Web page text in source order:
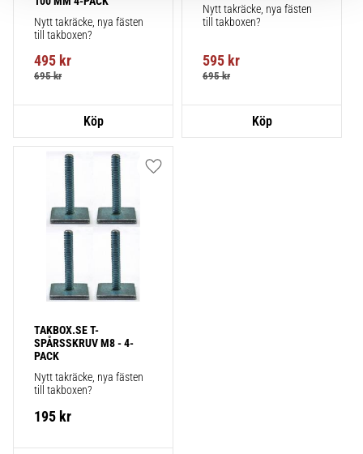
Nytt takräcke, nya fästen
till takboxen?
495 kr
695kr
Nytt takräcke, nya fästen
till takboxen?
595 kr
695kr
TAKBOX.SE T-
SPÅRSSKRUV M8 - 4-
PACK
Nytt takräcke, nya fästen
till takboxen?
195 kr
Lägg till i favoriter